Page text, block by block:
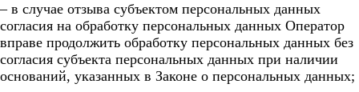
– в случае отзыва субъектом персональных данных
согласия на обработку персональных данных Оператор
вправе продолжить обработку персональных данных без
согласия субъекта персональных данных при наличии
оснований, указанных в Законе о персональных данных;